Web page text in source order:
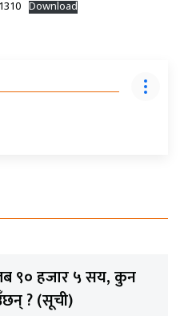
Download
९० हजार ५ सय, कुन
? (सूची)